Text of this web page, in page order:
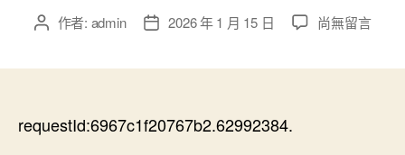
文 作者: admin
文
期
2026 年 1 月 15 日
在
尚無留言
requestId:6967c1f20767b2.62992384.